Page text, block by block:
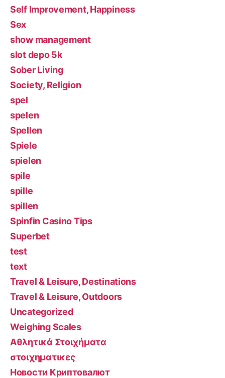
Self Improvement, Happiness
Sex
show management
slot depo 5k
Sober Living
Society, Religion
spel
spelen
Spellen
Spiele
spielen
spile
spille
spillen
Spinfin Casino Tips
Superbet
test
text
Travel & Leisure, Destinations
Travel & Leisure, Outdoors
Uncategorized
Weighing Scales
Αθλητικά Στοιχήματα
στοιχηματικες
Новости Криптовалют